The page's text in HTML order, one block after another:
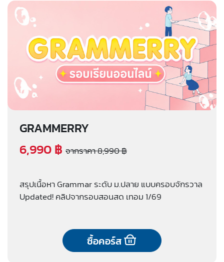
GRAMMERRY
6,990 ฿ จากราคา 8,990 ฿
สรุปเนื้อหา Grammar ระดับ ม.ปลาย แบบครอบจักรวาล
Updated! คลิปจากรอบสอนสด เทอม 1/69
ซื้อคอร์ส